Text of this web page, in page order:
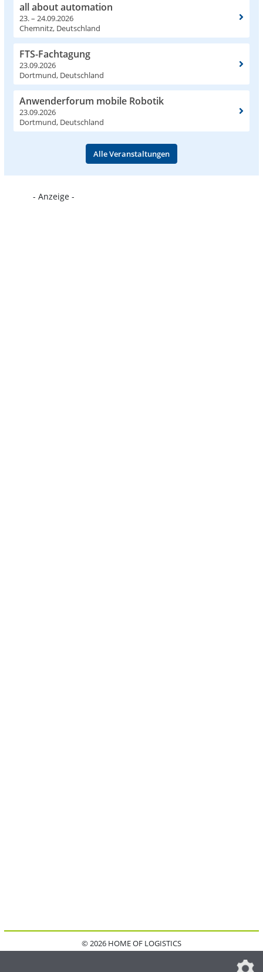
all about automation
23. – 24.09.2026
Chemnitz, Deutschland
FTS-Fachtagung
23.09.2026
Dortmund, Deutschland
Anwenderforum mobile Robotik
23.09.2026
Dortmund, Deutschland
Alle Veranstaltungen
- Anzeige -
© 2026 HOME OF LOGISTICS
IMPRESSUM